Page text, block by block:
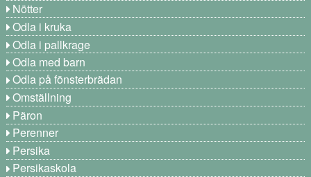
Nötter
Odla i kruka
Odla i pallkrage
Odla med barn
Odla på fönsterbrädan
Omställning
Päron
Perenner
Persika
Persikaskola